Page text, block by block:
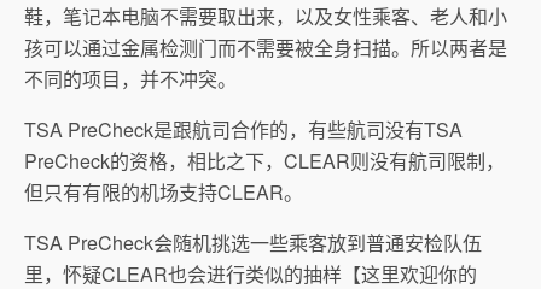
鞋，笔记本电脑不需要取出来，以及女性乘客、老人和小
孩可以通过金属检测门而不需要被全身扫描。所以两者是
不同的项目，并不冲突。
TSA PreCheck是跟航司合作的，有些航司没有TSA
PreCheck的资格，相比之下，CLEAR则没有航司限制，
但只有有限的机场支持CLEAR。
TSA PreCheck会随机挑选一些乘客放到普通安检队伍
里，怀疑CLEAR也会进行类似的抽样【这里欢迎你的